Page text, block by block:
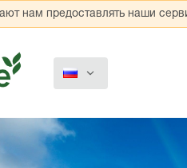
нам предоставлять наши